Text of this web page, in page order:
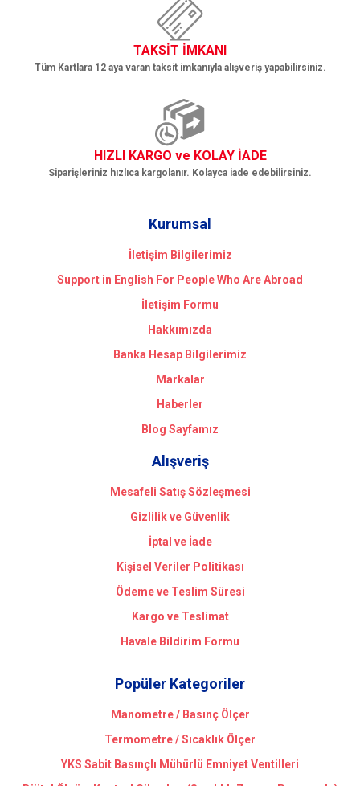
TAKSİT İMKANI
Tüm Kartlara 12 aya varan taksit imkanıyla alışveriş yapabilirsiniz.
HIZLI KARGO ve KOLAY İADE
Siparişleriniz hızlıca kargolanır. Kolayca iade edebilirsiniz.
Kurumsal
İletişim Bilgilerimiz
Support in English For People Who Are Abroad
İletişim Formu
Hakkımızda
Banka Hesap Bilgilerimiz
Markalar
Haberler
Blog Sayfamız
Alışveriş
Mesafeli Satış Sözleşmesi
Gizlilik ve Güvenlik
İptal ve İade
Kişisel Veriler Politikası
Ödeme ve Teslim Süresi
Kargo ve Teslimat
Havale Bildirim Formu
Popüler Kategoriler
Manometre / Basınç Ölçer
Termometre / Sıcaklık Ölçer
YKS Sabit Basınçlı Mühürlü Emniyet Ventilleri